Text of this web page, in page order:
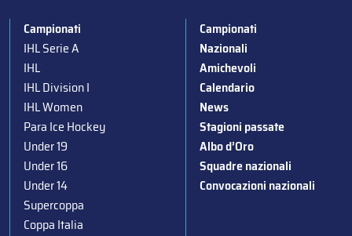
Campionati
IHL Serie A
IHL
IHL Division I
IHL Women
Para Ice Hockey
Under 19
Under 16
Under 14
Supercoppa
Coppa Italia
Campionati
Nazionali
Amichevoli
Calendario
News
Stagioni passate
Albo d’Oro
Squadre nazionali
Convocazioni nazionali